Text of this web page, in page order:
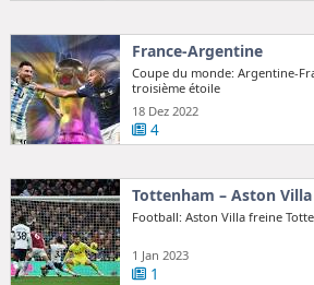
France-Argentine
Coupe du monde: Argentine-
troisième étoile
18 Dez 2022
4
Tottenham – Aston Villa
Football: Aston Villa freine
1 Jan 2023
1